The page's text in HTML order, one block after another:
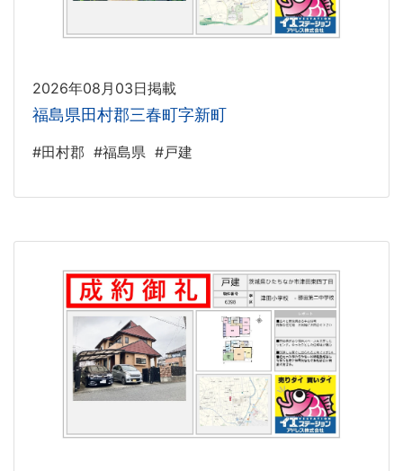
2026年08月03日掲載
福島県田村郡三春町字新町
#田村郡 #福島県 #戸建